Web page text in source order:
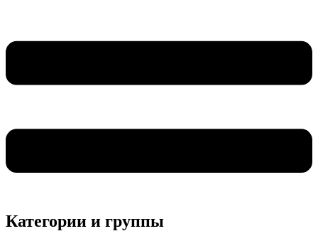
Категории и группы